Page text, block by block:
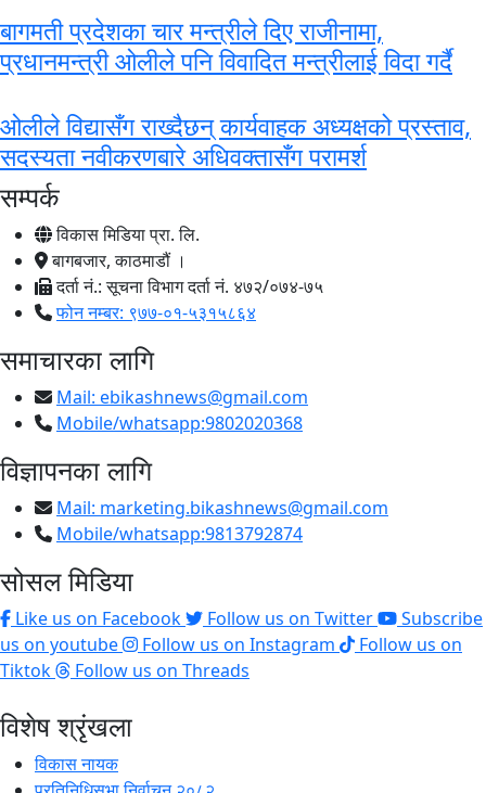
बागमती प्रदेशका चार मन्त्रीले दिए राजीनामा,
प्रधानमन्त्री ओलीले पनि विवादित मन्त्रीलाई विदा गर्दै
ओलीले विद्यासँग राख्दैछन् कार्यवाहक अध्यक्षको प्रस्ताव,
सदस्यता नवीकरणबारे अधिवक्तासँग परामर्श
सम्पर्क
विकास मिडिया प्रा. लि.
बागबजार, काठमाडौं ।
दर्ता नं.: सूचना विभाग दर्ता नं. ४७२/०७४-७५
फोन नम्बर: ९७७-०१-५३१५८६४
समाचारका लागि
Mail: ebikashnews@gmail.com
Mobile/whatsapp:9802020368
विज्ञापनका लागि
Mail: marketing.bikashnews@gmail.com
Mobile/whatsapp:9813792874
सोसल मिडिया
Like us on Facebook Follow us on Twitter
Subscribe
us on youtube
Follow us on Instagram
Follow us on
Tiktok
Follow us on Threads
विशेष श्रृंखला
विकास नायक